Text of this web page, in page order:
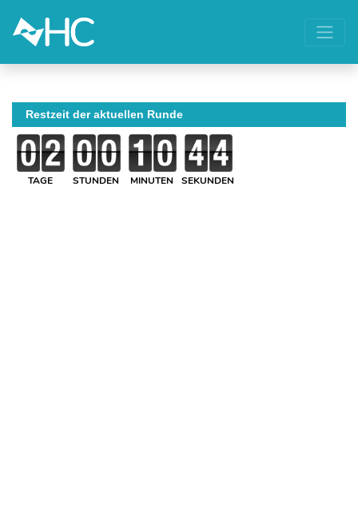
Restzeit der aktuellen Runde
TAGE STUNDEN MINUTEN SEKUNDEN